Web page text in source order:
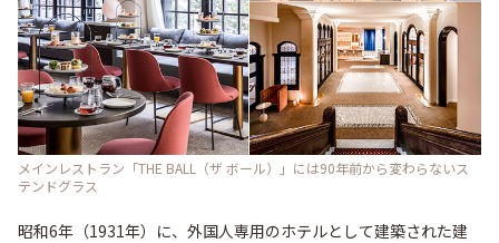
メインレストラン「THE BALL（ザ ボール）」には90年前から変わらないス
テンドグラス
昭和6年（1931年）に、外国人専用のホテルとして建築された建